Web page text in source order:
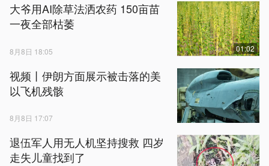
大爷用AI除草法洒农药 150亩苗
一夜全部枯萎
8月8日 18:05 01:02
视频丨伊朗方面展示被击落的美
以飞机残骸
8月8日 17:07
退伍军人用无人机坚持搜救 四岁
走失儿童找到了